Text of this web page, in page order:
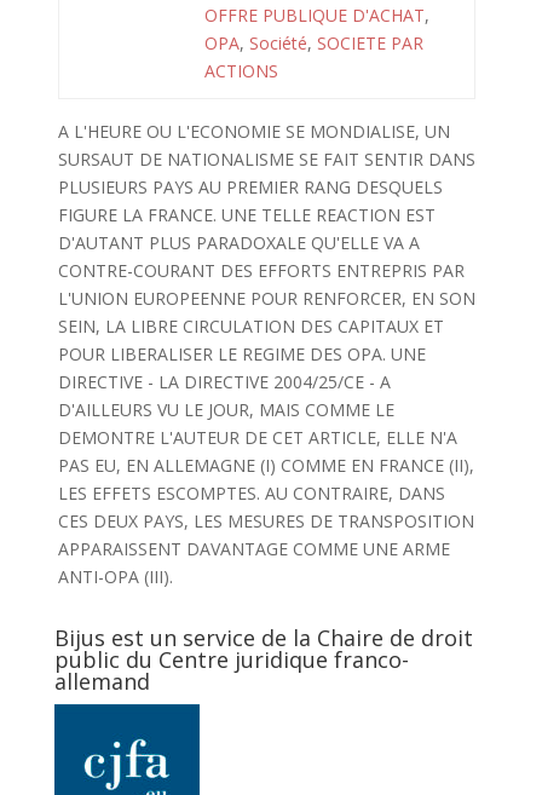
OFFRE PUBLIQUE D'ACHAT,
OPA, Société, SOCIETE PAR
ACTIONS
A L'HEURE OU L'ECONOMIE SE MONDIALISE, UN
SURSAUT DE NATIONALISME SE FAIT SENTIR DANS
PLUSIEURS PAYS AU PREMIER RANG DESQUELS
FIGURE LA FRANCE. UNE TELLE REACTION EST
D'AUTANT PLUS PARADOXALE QU'ELLE VA A
CONTRE-COURANT DES EFFORTS ENTREPRIS PAR
L'UNION EUROPEENNE POUR RENFORCER, EN SON
SEIN, LA LIBRE CIRCULATION DES CAPITAUX ET
POUR LIBERALISER LE REGIME DES OPA. UNE
DIRECTIVE - LA DIRECTIVE 2004/25/CE - A
D'AILLEURS VU LE JOUR, MAIS COMME LE
DEMONTRE L'AUTEUR DE CET ARTICLE, ELLE N'A
PAS EU, EN ALLEMAGNE (I) COMME EN FRANCE (II),
LES EFFETS ESCOMPTES. AU CONTRAIRE, DANS
CES DEUX PAYS, LES MESURES DE TRANSPOSITION
APPARAISSENT DAVANTAGE COMME UNE ARME
ANTI-OPA (III).
Bijus est un service de la Chaire de droit
public du Centre juridique franco-
allemand